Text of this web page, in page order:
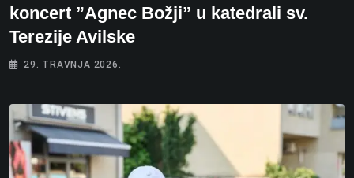
koncert ”Agnec Božji” u katedrali sv.
Terezije Avilske
29. TRAVNJA 2026.